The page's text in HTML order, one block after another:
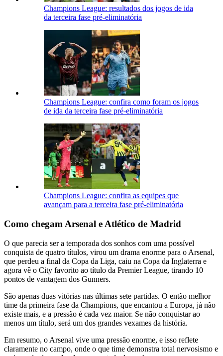
Champions League: resultados dos jogos de ida
da terceira fase pré-eliminatória
Champions League: confira como foram os jogos
de ida da terceira fase pré-eliminatória
Champions League: confira as equipes que
avançam para a terceira fase pré-eliminatória
Como chegam Arsenal e Atlético de Madrid
O que parecia ser a temporada dos sonhos com uma possível
conquista de quatro títulos, virou um drama enorme para o Arsenal,
que perdeu a final da Copa da Liga, caiu na Copa da Inglaterra e
agora vê o City favorito ao título da Premier League, tirando 10
pontos de vantagem dos Gunners.
São apenas duas vitórias nas últimas sete partidas. O então melhor
time da primeira fase da Champions, que encantou a Europa, já não
existe mais, e a pressão é cada vez maior. Se não conquistar ao
menos um título, será um dos grandes vexames da história.
Em resumo, o Arsenal vive uma pressão enorme, e isso reflete
claramente no campo, onde o que time demonstra total nervosismo e